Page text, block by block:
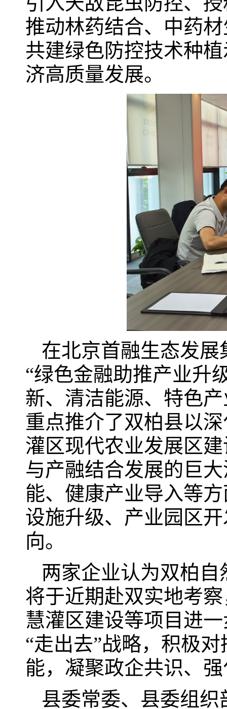
推动林药结合、中药
共建绿色防控技术种
济高质量发展。
在北京首融生态发
“绿色金融助推产业升
新、清洁能源、特色
重点推介了双柏县以
灌区现代农业发展区
与产融结合发展的巨
能、健康产业导入等
设施升级、产业园区
向。
两家企业认为双柏
将于近期赴双实地考
慧灌区建设等项目进
“走出去”战略，积极
能，凝聚政企共识、
县委常委、县委组